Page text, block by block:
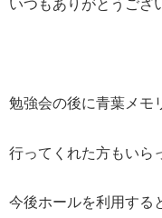
いつもありがとうござ
勉強会の後に青葉メモ
行ってくれた方もいら
今後ホールを利用する